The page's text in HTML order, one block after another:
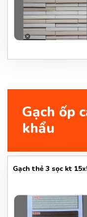
Gạch ốp
khẩu
Gạch thẻ 3 sọc kt